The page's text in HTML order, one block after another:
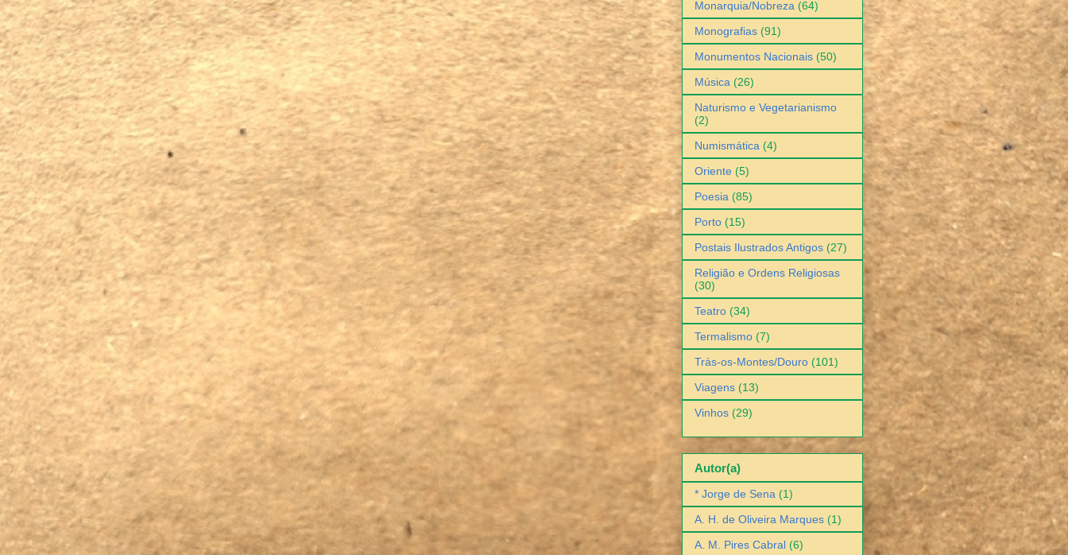
Monarquia/Nobreza (64)
Monografias (91)
Monumentos Nacionais (50)
Música (26)
Naturismo e Vegetarianismo
(2)
Numismática (4)
Oriente (5)
Poesia (85)
Porto (15)
Postais Ilustrados Antigos (27)
Religião e Ordens Religiosas
(30)
Teatro (34)
Termalismo (7)
Trás-os-Montes/Douro (101)
Viagens (13)
Vinhos (29)
Autor(a)
* Jorge de Sena (1)
A. H. de Oliveira Marques (1)
A. M. Pires Cabral (6)